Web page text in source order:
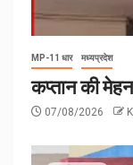
MP-11 धार मध्यप्रदेश
कप्तान की
07/08/2026